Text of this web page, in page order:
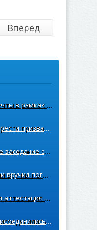
Вперед
Исполнили детские мечты в рамках акции «Ёлка желаний»
Стать адвокатом – обрести призвание
Состоялось очередное заседание совета областной коллегии адвокатов
Председатель коллегии вручил погоны учащимся правовых классов
Состоялась очередная аттестация адвокатов областной коллегии
Адвокаты коллегии присоединились к акции «Дай лесу новае жыццё»